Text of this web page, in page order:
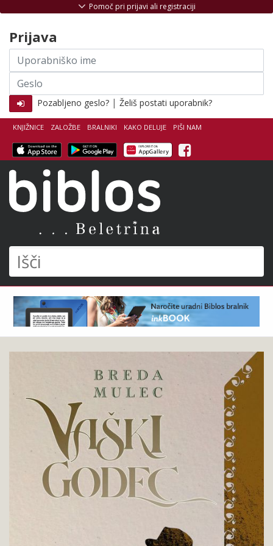
Išči
KNJIŽNICE ZALOŽBE BRALNIKI KAKO DELUJE PIŠI NAM
Facebook
Pomoč pri prijavi ali registraciji
Prijava
Uporabniško
ime
Geslo
Pozabljeno geslo? | Želiš postati uporabnik?
Breda
Vaški
godec
knjigo